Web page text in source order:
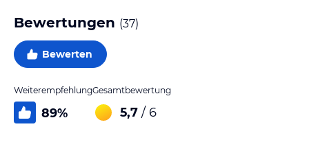
Bewertungen (37)
Bewerten
Weiterempfehlung
89%
Gesamtbewertung
5,7 / 6